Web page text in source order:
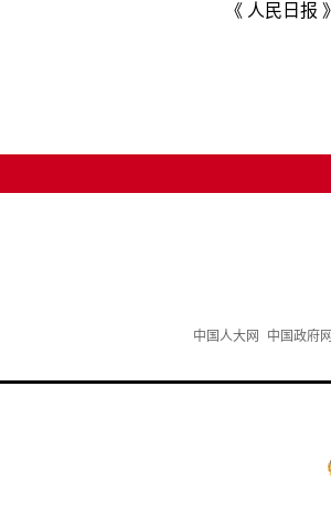
《 人民日报
中国人大网 中国政府网